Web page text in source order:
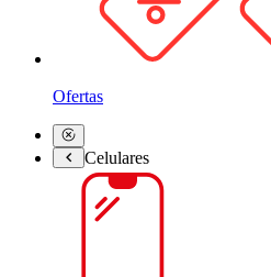
Ofertas
Celulares